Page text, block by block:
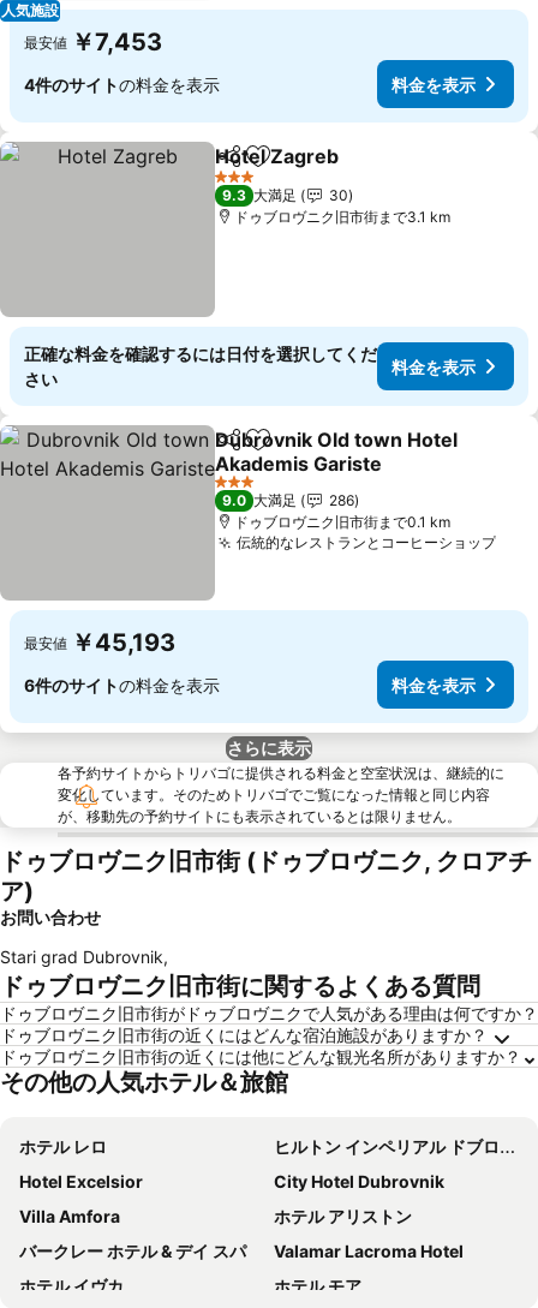
人気施設
最安値 ￥7,453
4件のサイトの料金を表示 料金を表示
シェアお気に入りに追加
Hotel Zagreb
3 ホテルのランク
9.3 大満足
30
ドゥブロヴニク旧市街まで3.1 km
正確な料金を確認するには日付を選択してくだ
さい
料金を表示
シェアお気に入りに追加
Dubrovnik Old town Hotel
Akademis Gariste
料金を表示
3 ホテルのランク
9.0 大満足
286
ドゥブロヴニク旧市街まで0.1 km
伝統的なレストランとコーヒーショップ料金
最安値 ￥45,193
6件のサイトの料金を表示 料金を表示
さらに表示
各予約サイトからトリバゴに提供される料金と空室状況は、継続的に
変化しています。そのためトリバゴでご覧になった情報と同じ内容
が、移動先の予約サイトにも表示されているとは限りません。
ドゥブロヴニク旧市街 (ドゥブロヴニク, クロアチ
ア)
お問い合わせ
Stari grad Dubrovnik,
ドゥブロヴニク旧市街に関するよくある質問
ドゥブロヴニク旧市街がドゥブロヴニクで人気がある理由は何ですか？
ドゥブロヴニク旧市街の近くにはどんな宿泊施設がありますか？
ドゥブロヴニク旧市街の近くには他にどんな観光名所がありますか？
その他の人気ホテル＆旅館
ホテル レロ
ヒルトン インペリアル ドブロブニク
Hotel Excelsior
City Hotel Dubrovnik
Villa Amfora
ホテル アリストン
バークレー ホテル & デイ スパ
Valamar Lacroma Hotel
ホテル イヴカ
ホテル モア